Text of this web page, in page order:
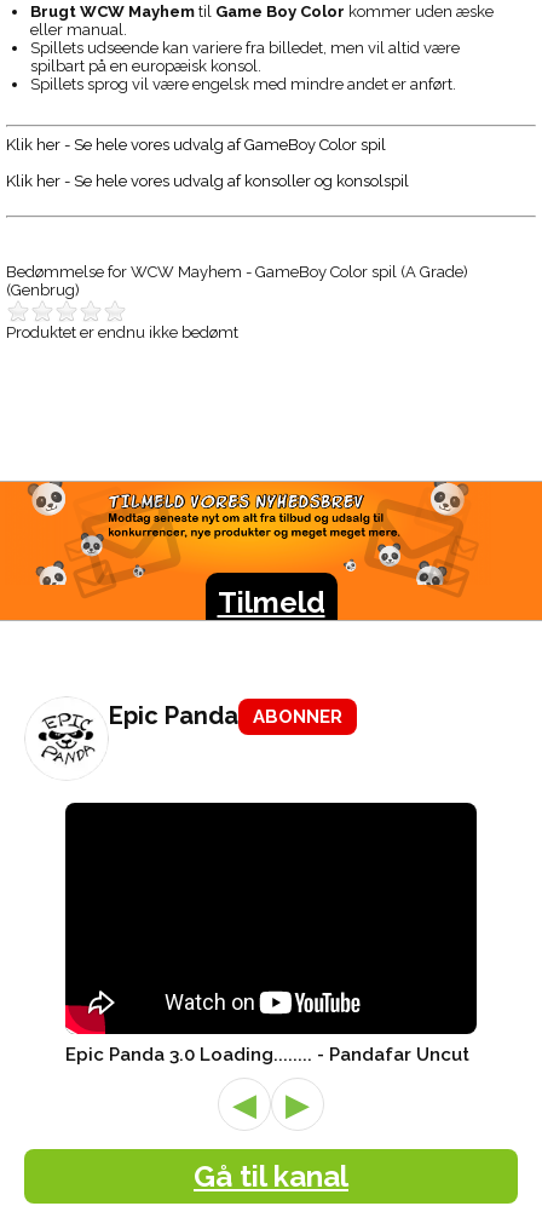
Brugt WCW Mayhem til Game Boy Color kommer uden æske
eller manual.
Spillets udseende kan variere fra billedet, men vil altid være
spilbart på en europæisk konsol.
Spillets sprog vil være engelsk med mindre andet er anført.
Klik her - Se hele vores udvalg af GameBoy Color spil
Klik her - Se hele vores udvalg af konsoller og konsolspil
Bedømmelse for WCW Mayhem - GameBoy Color spil (A Grade)
(Genbrug)
Produktet er endnu ikke bedømt
TILMELD VORES
NYHEDSBREV
Modtag seneste nyt om alt fra tilbud og udsalg til
konkurrencer, nye produkter og meget meget mere.
Tilmeld
Epic Panda ABONNER
Epic Panda 3.0 Loading........ - Pandafar Uncut
◀ ▶
Gå til kanal